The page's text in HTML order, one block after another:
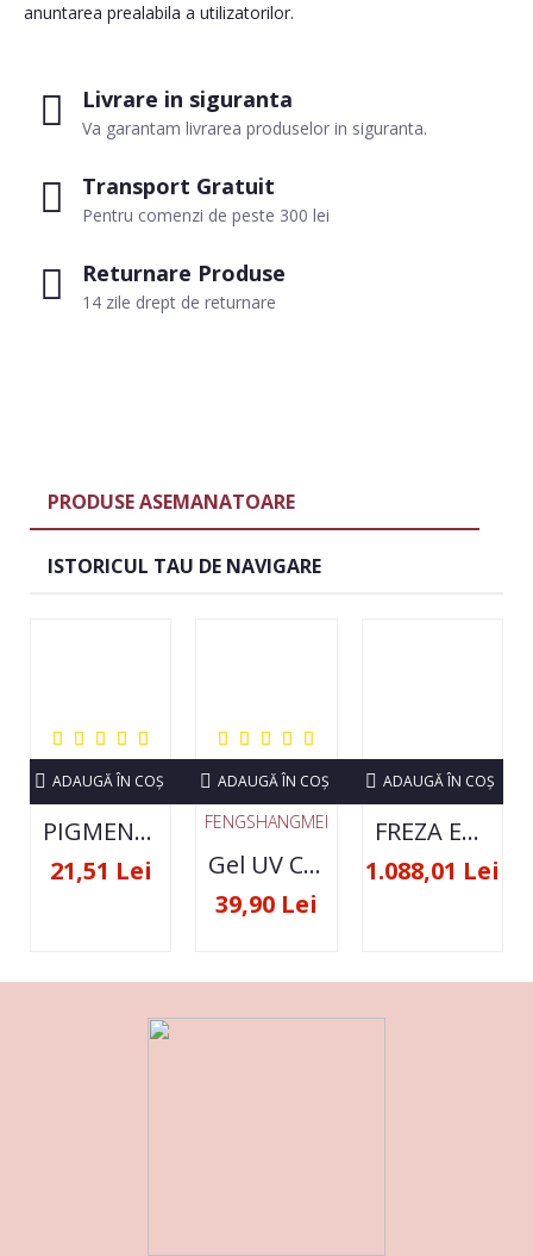
Livrare in siguranta
Va garantam livrarea produselor in siguranta.
Transport Gratuit
Pentru comenzi de peste 300 lei
Returnare Produse
14 zile drept de returnare
anuntarea prealabila a utilizatorilor.
PRODUSE ASEMANATOARE
ISTORICUL TAU DE NAVIGARE
PIGMENT NEON SET 12 CULORI
21,51 Lei
ADAUGĂ ÎN COŞ
FENGSHANGMEI
Gel UV Constructie FSM 50ML - 07
39,90 Lei
ADAUGĂ ÎN COŞ
FREZA ELECTRICA STRONG 210 35000 RPM- ORIGINALA
1.088,01 Lei
ADAUGĂ ÎN COŞ